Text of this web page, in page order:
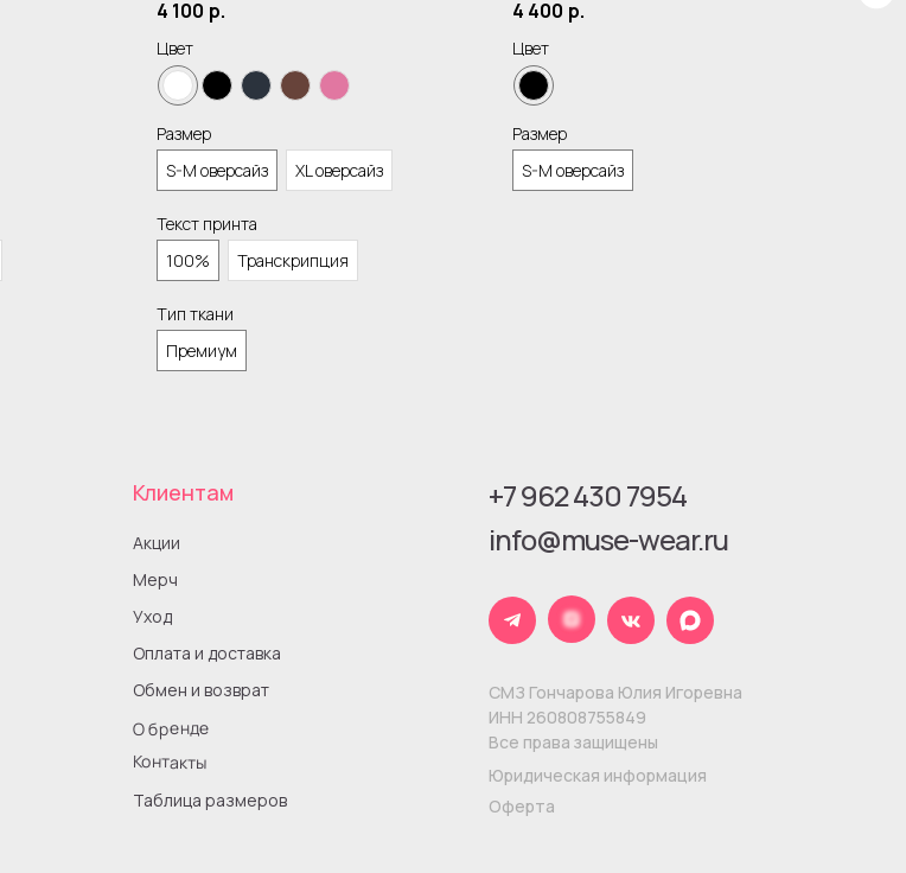
4 100 р.
Цвет
Размер
S-M оверсайз
XL оверсайз
Текст принта
100%
Транскрипция
Тип ткани
Премиум
4 400 р.
Цвет
Размер
S-M оверсайз
Клиентам
Юридическая информация
СМЗ Гончарова Юлия Игоревна
ИНН 260808755849
Все права защищены
+7 962 430 7954
info@muse-wear.ru
Оплата и доставка
Обмен и возврат
О бренде
Контакты
Оферта
Акции
Таблица размеров
Уход
Мерч